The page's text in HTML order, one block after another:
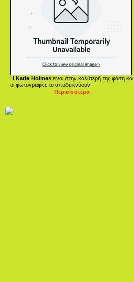
ΗKatie Holmesείναι στην καλύτερή της φάση και
οι φωτογραφίες το αποδεικνύουν!
Περισσότερα